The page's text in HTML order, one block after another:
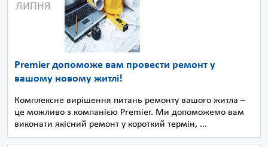
ЛИПНЯ
Premier допоможе вам провести ремонт у
вашому новому житлі!
Комплексне вирішення питань ремонту вашого житла –
це можливо з компанією Premier. Ми допоможемо вам
виконати якісний ремонт у короткий термін, ...